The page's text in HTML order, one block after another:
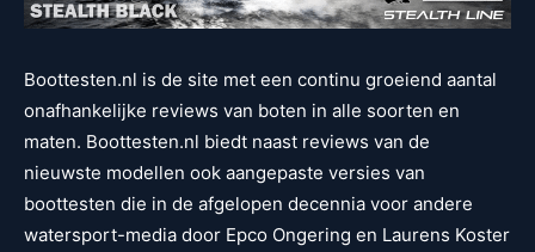
Boottesten.nl is de site met een continu groeiend aantal
onafhankelijke reviews van boten in alle soorten en
maten. Boottesten.nl biedt naast reviews van de
nieuwste modellen ook aangepaste versies van
boottesten die in de afgelopen decennia voor andere
watersport-media door Epco Ongering en Laurens Koster